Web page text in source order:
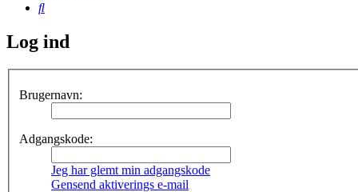
Søg
Log ind
Brugernavn:
Adgangskode:
Jeg har glemt min adgangskode
Gensend aktiverings e-mail